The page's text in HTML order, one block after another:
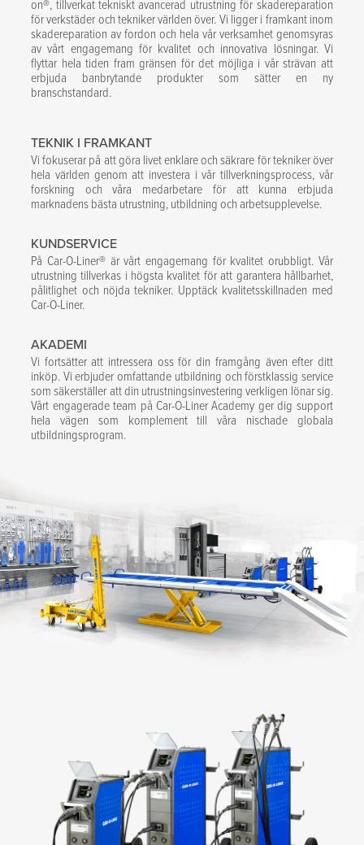
on®, tillverkat tekniskt avancerad utrustning för skadereparation
för verkstäder och tekniker världen över. Vi ligger i framkant inom
skadereparation av fordon och hela vår verksamhet genomsyras
av vårt engagemang för kvalitet och innovativa lösningar. Vi
flyttar hela tiden fram gränsen för det möjliga i vår strävan att
erbjuda banbrytande produkter som sätter en ny
branschstandard.
TEKNIK I FRAMKANT
Vi fokuserar på att göra livet enklare och säkrare för tekniker över
hela världen genom att investera i vår tillverkningsprocess, vår
forskning och våra medarbetare för att kunna erbjuda
marknadens bästa utrustning, utbildning och arbetsupplevelse.
KUNDSERVICE
På Car-O-Liner® är vårt engagemang för kvalitet orubbligt. Vår
utrustning tillverkas i högsta kvalitet för att garantera hållbarhet,
pålitlighet och nöjda tekniker. Upptäck kvalitetsskillnaden med
Car-O-Liner.
AKADEMI
Vi fortsätter att intressera oss för din framgång även efter ditt
inköp. Vi erbjuder omfattande utbildning och förstklassig service
som säkerställer att din utrustningsinvestering verkligen lönar sig.
Vårt engagerade team på Car-O-Liner Academy ger dig support
hela vägen som komplement till våra nischade globala
utbildningsprogram.